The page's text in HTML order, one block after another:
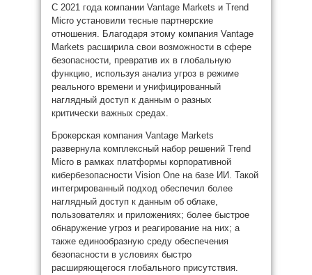
С 2021 года компании Vantage Markets и Trend
Micro установили тесные партнерские
отношения. Благодаря этому компания Vantage
Markets расширила свои возможности в сфере
безопасности, превратив их в глобальную
функцию, используя анализ угроз в режиме
реального времени и унифицированный
наглядный доступ к данным о разных
критически важных средах.
Брокерская компания Vantage Markets
развернула комплексный набор решений Trend
Micro в рамках платформы корпоративной
кибербезопасности Vision One на базе ИИ. Такой
интегрированный подход обеспечил более
наглядный доступ к данным об облаке,
пользователях и приложениях; более быстрое
обнаружение угроз и реагирование на них; а
также единообразную среду обеспечения
безопасности в условиях быстро
расширяющегося глобального присутствия.